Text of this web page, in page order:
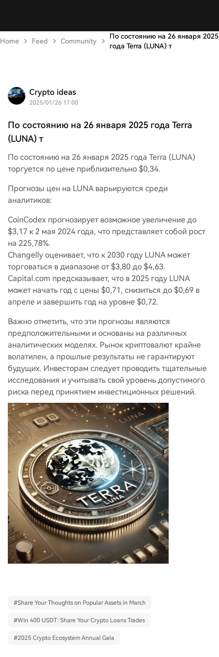
Home Feed Community
По состоянию на 26 января 2025
года Terra (LUNA) т
Crypto ideas
2025/01/26 17:00
По состоянию на 26 января 2025 года Terra
(LUNA) т
По состоянию на 26 января 2025 года Terra (LUNA)
торгуется по цене приблизительно $0,34.
Прогнозы цен на LUNA варьируются среди
аналитиков:
CoinCodex прогнозирует возможное увеличение до
$3,17 к 2 мая 2024 года, что представляет собой рост
на 225,78%.
Changelly оценивает, что к 2030 году LUNA может
торговаться в диапазоне от $3,80 до $4,63.
Capital.com предсказывает, что в 2025 году LUNA
может начать год с цены $0,71, снизиться до $0,69 в
апреле и завершить год на уровне $0,72.
Важно отметить, что эти прогнозы являются
предположительными и основаны на различных
аналитических моделях. Рынок криптовалют крайне
волатилен, а прошлые результаты не гарантируют
будущих. Инвесторам следует проводить тщательные
исследования и учитывать свой уровень допустимого
риска перед принятием инвестиционных решений.
#Share Your Thoughts on Popular Assets in March
#Win 400 USDT: Share Your Crypto Loans Trades
#2025 Crypto Ecosystem Annual Gala